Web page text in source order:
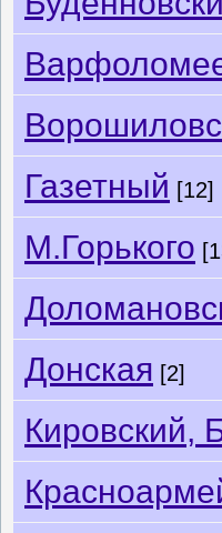
Газетный [12]
М.Горького
Донская [2]
Кировский,